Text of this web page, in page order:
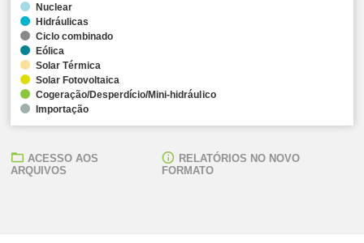
Nuclear
Hidráulicas
Ciclo combinado
Eólica
Solar Térmica
Solar Fotovoltaica
Cogeração/Desperdício/Mini-hidráulico
Importação
ACESSO AOS
ARQUIVOS
RELATÓRIOS NO NOVO
FORMATO